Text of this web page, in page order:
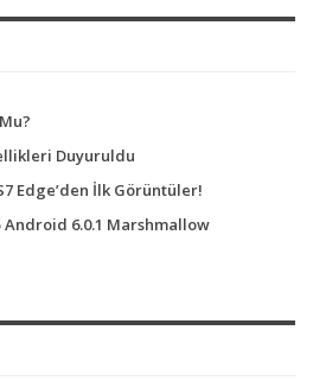
Duyuruldu
Edge’den İlk Görüntüler!
Android 6.0.1 Marshmallow